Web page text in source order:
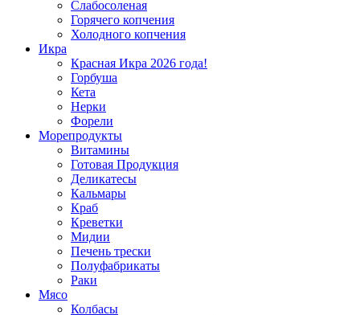
Слабосоленая
Горячего копчения
Холодного копчения
Икра
Красная Икра 2026 года!
Горбуша
Кета
Нерки
Форели
Морепродукты
Витамины
Готовая Продукция
Деликатесы
Кальмары
Краб
Креветки
Мидии
Печень трески
Полуфабрикаты
Раки
Мясо
Колбасы